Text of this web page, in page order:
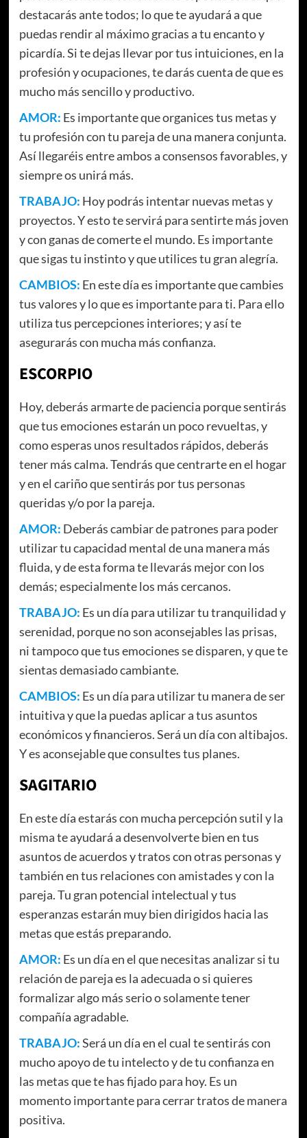
destacarás ante todos; lo que te ayudará a que
puedas rendir al máximo gracias a tu encanto y
picardía. Si te dejas llevar por tus intuiciones, en la
profesión y ocupaciones, te darás cuenta de que es
mucho más sencillo y productivo.
AMOR: Es importante que organices tus metas y
tu profesión con tu pareja de una manera conjunta.
Así llegaréis entre ambos a consensos favorables, y
siempre os unirá más.
TRABAJO: Hoy podrás intentar nuevas metas y
proyectos. Y esto te servirá para sentirte más joven
y con ganas de comerte el mundo. Es importante
que sigas tu instinto y que utilices tu gran alegría.
CAMBIOS: En este día es importante que cambies
tus valores y lo que es importante para ti. Para ello
utiliza tus percepciones interiores; y así te
asegurarás con mucha más confianza.
ESCORPIO
Hoy, deberás armarte de paciencia porque sentirás
que tus emociones estarán un poco revueltas, y
como esperas unos resultados rápidos, deberás
tener más calma. Tendrás que centrarte en el hogar
y en el cariño que sentirás por tus personas
queridas y/o por la pareja.
AMOR: Deberás cambiar de patrones para poder
utilizar tu capacidad mental de una manera más
fluida, y de esta forma te llevarás mejor con los
demás; especialmente los más cercanos.
TRABAJO: Es un día para utilizar tu tranquilidad y
serenidad, porque no son aconsejables las prisas,
ni tampoco que tus emociones se disparen, y que te
sientas demasiado cambiante.
CAMBIOS: Es un día para utilizar tu manera de ser
intuitiva y que la puedas aplicar a tus asuntos
económicos y financieros. Será un día con altibajos.
Y es aconsejable que consultes tus planes.
SAGITARIO
En este día estarás con mucha percepción sutil y la
misma te ayudará a desenvolverte bien en tus
asuntos de acuerdos y tratos con otras personas y
también en tus relaciones con amistades y con la
pareja. Tu gran potencial intelectual y tus
esperanzas estarán muy bien dirigidos hacia las
metas que estás preparando.
AMOR: Es un día en el que necesitas analizar si tu
relación de pareja es la adecuada o si quieres
formalizar algo más serio o solamente tener
compañía agradable.
TRABAJO:Será un día en el cual te sentirás con
mucho apoyo de tu intelecto y de tu confianza en
las metas que te has fijado para hoy. Es un
momento importante para cerrar tratos de manera
positiva.